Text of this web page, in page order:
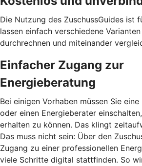
Die Nutzung des ZuschussGuides ist
lassen einfach verschiedene
durchrechnen und miteinander
Einfacher Zugang zur
Energieberatung
Bei einigen Vorhaben müssen Sie
oder einen Energieberater
erhalten zu können. Das klingt
Das muss nicht sein: Über den
Zugang zu einer professionellen
viele Schritte digital stattfinden. So